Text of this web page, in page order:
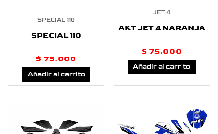
SPECIAL 110
SPECIAL 110
$ 75.000
Añadir al carrito
JET 4
AKT JET 4 NARANJA
$ 75.000
Añadir al carrito